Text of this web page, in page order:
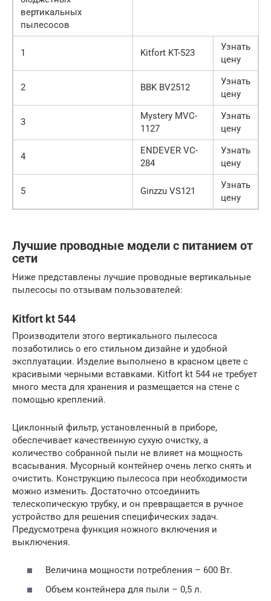
вертикальных
пылесосов
1 Kitfort KT-523
Узнать
цену
2 BBK BV2512
Узнать
цену
3
Mystery MVC-
1127
Узнать
цену
4
ENDEVER VC-
284
Узнать
цену
5 Ginzzu VS121
Узнать
цену
Лучшие проводные модели с питанием от
сети
Ниже представлены лучшие проводные вертикальные
пылесосы по отзывам пользователей:
Kitfort kt 544
Производители этого вертикального пылесоса
позаботились о его стильном дизайне и удобной
эксплуатации. Изделие выполнено в красном цвете с
красивыми черными вставками. Kitfort kt 544 не требует
много места для хранения и размещается на стене с
помощью креплений.
Циклонный фильтр, установленный в приборе,
обеспечивает качественную сухую очистку, а
количество собранной пыли не влияет на мощность
всасывания. Мусорный контейнер очень легко снять и
очистить. Конструкцию пылесоса при необходимости
можно изменить. Достаточно отсоединить
телескопическую трубку, и он превращается в ручное
устройство для решения специфических задач.
Предусмотрена функция ножного включения и
выключения.
Величина мощности потребления – 600 Вт.
Объем контейнера для пыли – 0,5 л.